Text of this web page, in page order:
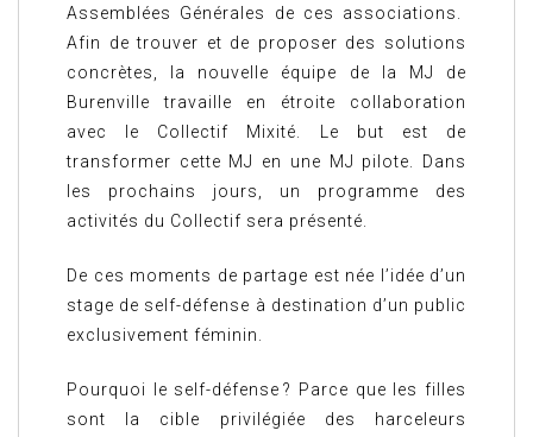
Assemblées Générales de ces associations.
Afin de trouver et de proposer des solutions
concrètes, la nouvelle équipe de la MJ de
Burenville travaille en étroite collaboration
avec le Collectif Mixité. Le but est de
transformer cette MJ en une MJ pilote. Dans
les prochains jours, un programme des
activités du Collectif sera présenté.
De ces moments de partage est née l’idée d’un
stage de self-défense à destination d’un public
exclusivement féminin.
Pourquoi le self-défense ? Parce que les filles
sont la cible privilégiée des harceleurs